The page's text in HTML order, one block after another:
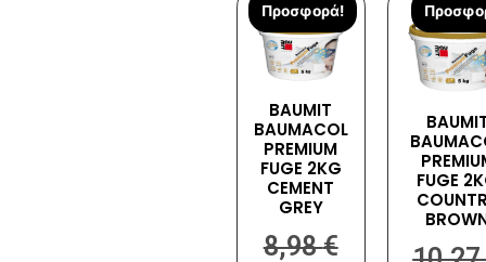
Προσφορά!
BAUMIT
BAUMACOL
PREMIUM
FUGE 2KG
CEMENT
GREY
8,98€
FUGE